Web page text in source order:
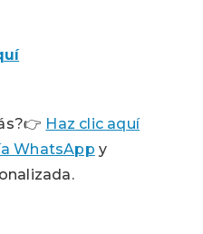
👉 Haz clic aquí
WhatsApp y